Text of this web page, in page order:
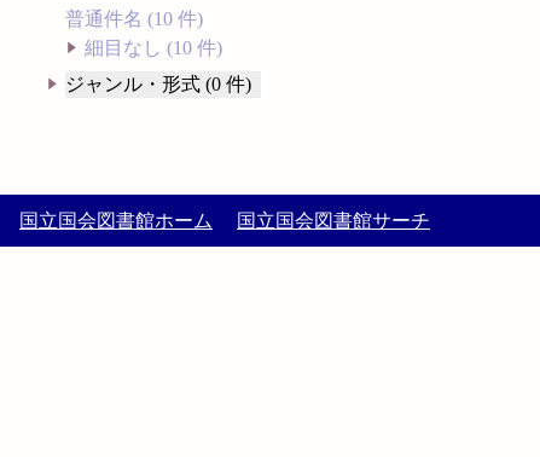
普通件名 (10 件)
細目なし (10 件)
ジャンル・形式 (0 件)
国立国会図書館ホーム 国立国会図書館サーチ